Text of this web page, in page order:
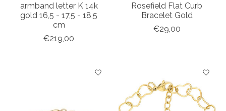
armband letter K 14k
gold 16,5 - 17,5 - 18,5
cm
€219,00
Rosefield Flat Curb
Bracelet Gold
€29,00